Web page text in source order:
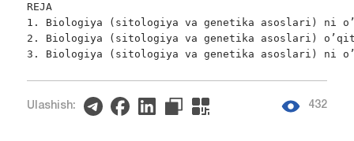
REJA
1. Biologiya (sitologiya va genetika asoslari) ni
2. Biologiya (sitologiya va genetika asoslari)
3. Biologiya (sitologiya va genetika asoslari) ni
Ulashish: 432